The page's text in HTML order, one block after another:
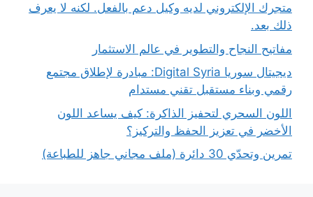
متجرك الإلكتروني لديه وكيل دعم بالفعل. لكنه لا يعرف
ذلك بعد.
مفاتيح النجاح والتطوير في عالم الاستثمار
ديجيتال سوريا Digital Syria: مبادرة لإطلاق مجتمع
رقمي وبناء مستقبل تقني مستدام
اللون السحري لتحفيز الذاكرة: كيف يساعد اللون
الأخضر في تعزيز الحفظ والتركيز؟
تمرين وتحدّي 30 دائرة (ملف مجاني جاهز للطباعة)